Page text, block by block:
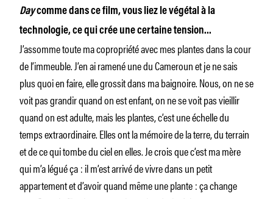
Daycomme dans ce film, vous liez le végétal à la
technologie, ce qui crée une certaine tension…
J’assomme toute ma copropriété avec mes plantes dans la cour
de l’immeuble. J’en ai ramené une du Cameroun et je ne sais
plus quoi en faire, elle grossit dans ma baignoire. Nous, on ne se
voit pas grandir quand on est enfant, on ne se voit pas vieillir
quand on est adulte, mais les plantes, c’est une échelle du
temps extraordinaire. Elles ont la mémoire de la terre, du terrain
et de ce qui tombe du ciel en elles. Je crois que c’est ma mère
qui m’a légué ça : il m’est arrivé de vivre dans un petit
appartement et d’avoir quand même une plante : ça change